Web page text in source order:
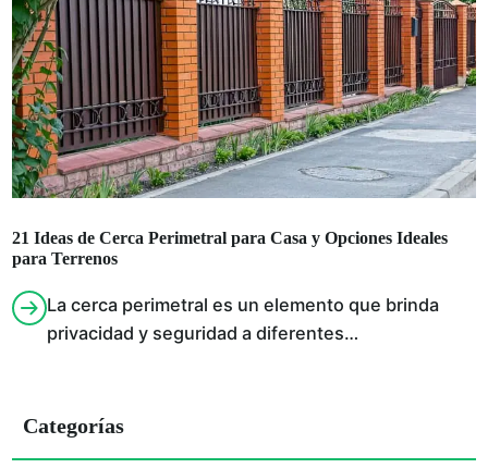
21 Ideas de Cerca Perimetral para Casa y Opciones Ideales
para Terrenos
La cerca perimetral es un elemento que brinda
privacidad y seguridad a diferentes…
Categorías